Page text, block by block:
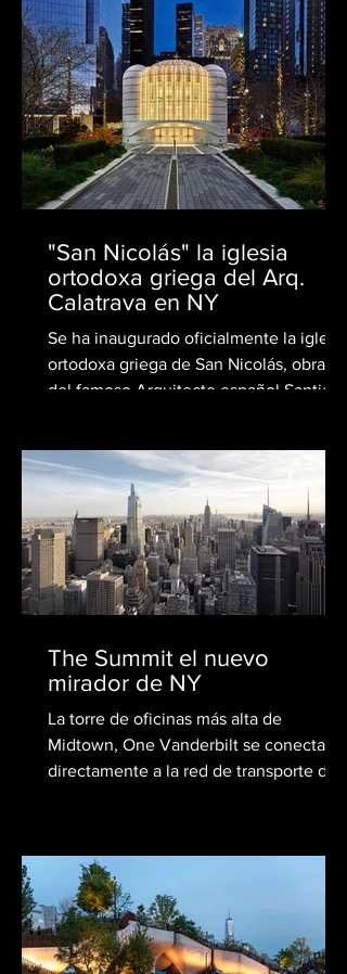
"San Nicolás" la iglesia
ortodoxa griega del Arq.
Calatrava en NY
Se ha inaugurado oficialmente la iglesia
ortodoxa griega de San Nicolás, obra
del famoso Arquitecto español Santiago
The Summit el nuevo
mirador de NY
La torre de oficinas más alta de
Midtown, One Vanderbilt se conecta
directamente a la red de transporte de